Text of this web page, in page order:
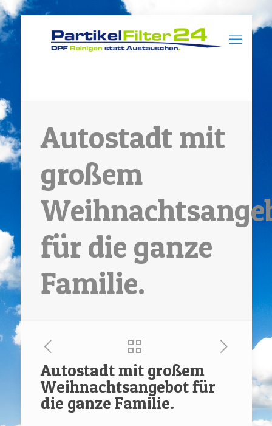
Autostadt mit
großem
für die ganze
Familie.
Autostadt mit großem
Weihnachtsangebot für
die ganze Familie.